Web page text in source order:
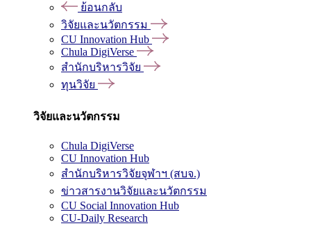
ย้อนกลับ
วิจัยและนวัตกรรม
CU Innovation Hub
Chula DigiVerse
สำนักบริหารวิจัย
ทุนวิจัย
วิจัยและนวัตกรรม
Chula DigiVerse
CU Innovation Hub
สำนักบริหารวิจัยจุฬาฯ (สบจ.)
ข่าวสารงานวิจัยและนวัตกรรม
CU Social Innovation Hub
CU-Daily Research